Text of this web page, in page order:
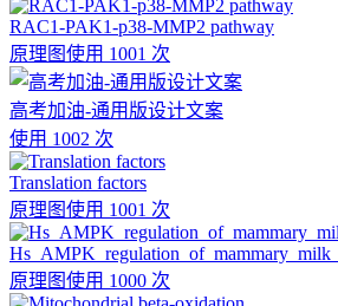
RAC1-PAK1-p38-MMP2 pathway
原理图使用 1001 次
高考加油-通用版设计文案
使用 1002 次
Translation factors
原理图使用 1001 次
原理图使用 1000 次